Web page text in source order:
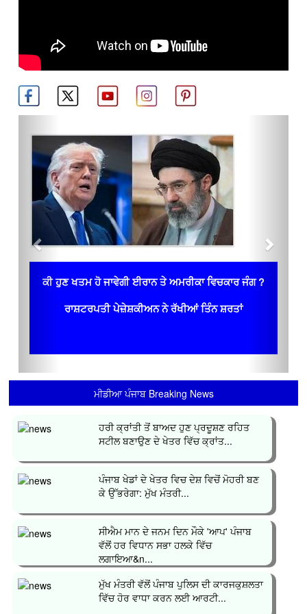
ਕੀ ਹੁਣ ਖਤਮ ਹੋ ਜਾਵੇਗੀ ਈਰਾਨ ਤੇ ਅਮਰੀਕਾ ਵਿਚਕਾਰ ਜੰਗ ?
ਰਾਸ਼ਟਰਪਤੀ ਪੇਜ਼ੇਸ਼ਕੀਅਨ ਨੇ ਰੱਖੀਆਂ ਤਿੰਨ ਸ਼ਰਤਾਂ
ਮੀਡੀਆ ਪੰਜਾਬ Breaking News
ਹਰੀ ਕ੍ਰਾਂਤੀ ਤੋਂ ਬਾਅਦ ਹੁਣ ਪ੍ਰਦੂਸ਼ਣ ਰਹਿਤ
ਸਟੀਲ ਬਣਾਉਣ ਦੇ ਖੇਤਰ ਵਿੱਚ ਕ੍ਰਾਂਤ...
ਪੰਜਾਬ ਖੇਡਾਂ ਦੇ ਖੇਤਰ ਵਿਚ ਦੇਸ਼ ਵਿਚੋਂ ਮੋਹਰੀ ਬਣ
ਕੇ ਉੱਭਰੇਗਾ: ਮੁੱਖ ਮੰਤਰੀ...
ਸੀਐਮ ਮਾਨ ਦੇ ਜਨਮ ਦਿਨ ਮੌਕੇ 'ਆਪ' ਪੰਜਾਬ
ਵੱਲੋਂ ਹਰ ਵਿਧਾਨ ਸਭਾ ਹਲਕੇ ਵਿੱਚ
ਲਗਾਇਆ&n...
ਮੁੱਖ ਮੰਤਰੀ ਵੱਲੋਂ ਪੰਜਾਬ ਪੁਲਿਸ ਦੀ ਕਾਰਜਕੁਸ਼ਲਤਾ
ਵਿੱਚ ਹੋਰ ਵਾਧਾ ਕਰਨ ਲਈ ਆਰਟੀ...